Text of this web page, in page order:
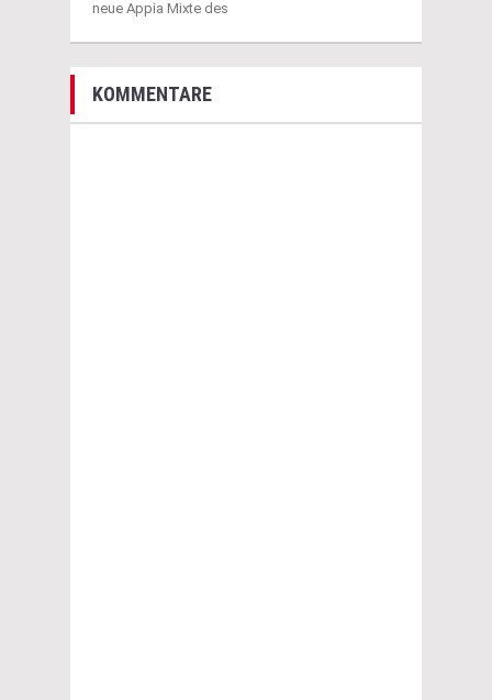
neue Appia Mixte des
KOMMENTARE